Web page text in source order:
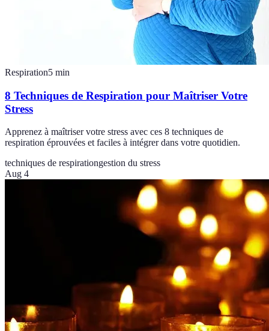
Respiration5 min
8 Techniques de Respiration pour Maîtriser Votre
Stress
Apprenez à maîtriser votre stress avec ces 8 techniques de
respiration éprouvées et faciles à intégrer dans votre quotidien.
techniques de respirationgestion du stress
Aug 4